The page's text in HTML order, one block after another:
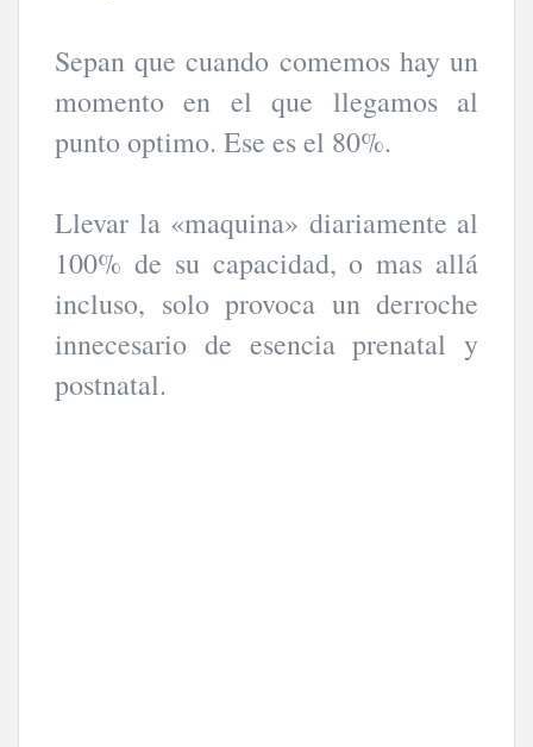
Sepan que cuando comemos hay un
momento en el que llegamos al
punto optimo. Ese es el 80%.
Llevar la «maquina» diariamente al
100% de su capacidad, o mas allá
incluso, solo provoca un derroche
innecesario de esencia prenatal y
postnatal.